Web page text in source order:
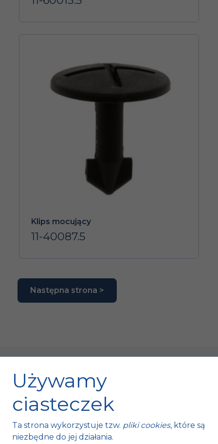
Klips mocujący
11-40087.5
Następna strona >
Mroczków 4a,
Używamy
ciasteczek
Ta strona wykorzystuje tzw. pliki cookies, które są
niezbędne do jej działania.